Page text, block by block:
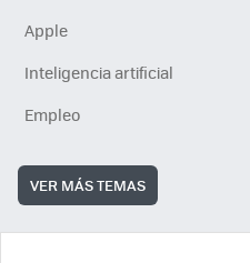
Apple
Inteligencia artificial
Empleo
VER MÁS TEMAS